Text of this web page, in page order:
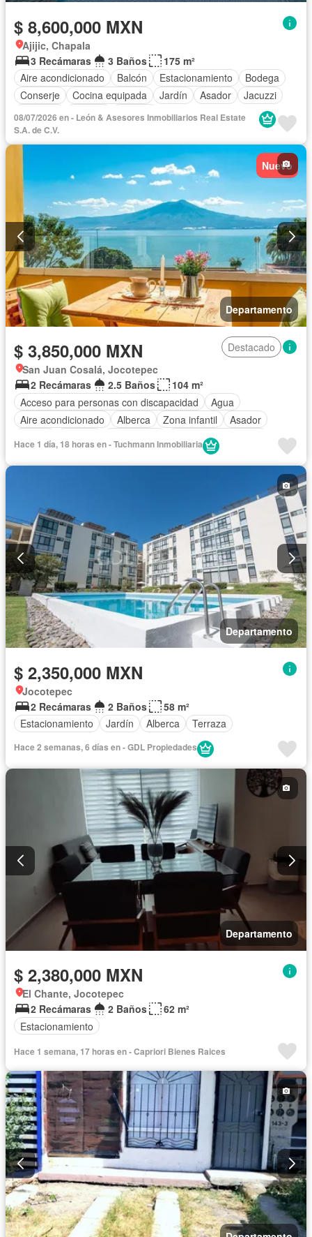
$ 8,600,000 MXN
Ajijic, Chapala
3 Recámaras
3 Baños
175 m²
Aire acondicionado
Balcón Estacionamiento
Bodega
Conserje
Cocina equipada Jardín Asador
Jacuzzi
Elevador
Alberca Terraza
08/07/2026 en - León & Asesores Inmobiliarios Real Estate
S.A. de C.V.
Nuevo
Departamento
$ 3,850,000 MXN
Destacado
San Juan Cosalá, Jocotepec
2 Recámaras
2.5 Baños
104 m²
Acceso para personas con discapacidad
Agua
Aire acondicionado
Alberca Zona infantil
Asador
Caseta de vigilancia
Cocina equipada
Gimnasio
Internet
Recámara con closet
Sala polivalente
Seguridad
Televisión por cable
Terraza
Vista panorámica
Zonas verdes
Completamente amueblado
Hace 1 día, 18 horas en - Tuchmann Inmobiliaria
Departamento
$ 2,350,000 MXN
Jocotepec
2 Recámaras
2 Baños
58 m²
Estacionamiento
Jardín Alberca Terraza
Hace 2 semanas, 6 días en - GDL Propiedades
Departamento
$ 2,380,000 MXN
El Chante, Jocotepec
2 Recámaras
2 Baños
62 m²
Estacionamiento
Hace 1 semana, 17 horas en - Capriori Bienes Raices